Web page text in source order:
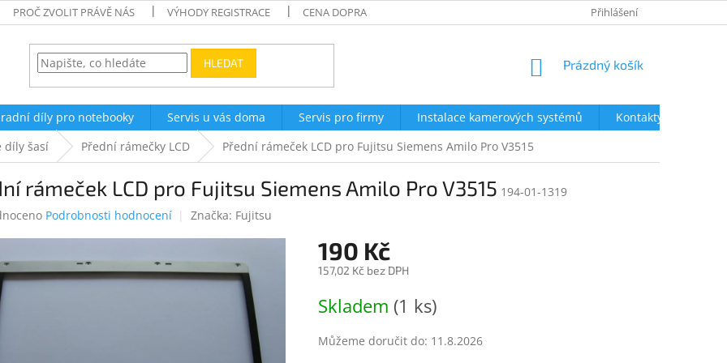
PROČ ZVOLIT PRÁVĚ NÁS VÝHODY REGISTRACE CENA DOPRAVY OBCHODNÍ PODMÍNKY
Přihlášení
HLEDAT
NÁKUPNÍ
Prázdný košík
díly pro notebooky Servis u vás doma Servis pro firmy Instalace kamerových systémů
Kontakty
díly šasí Přední rámečky LCD Přední rámeček LCD pro Fujitsu Siemens Amilo Pro V3515
rámeček LCD pro Fujitsu Siemens Amilo Pro V3515 194-01-1319
Podrobnosti hodnocení Značka: Fujitsu
190 Kč
157,02 Kč bez DPH
cena:
Skladem (1 ks)
Můžeme doručit do: 11.8.2026